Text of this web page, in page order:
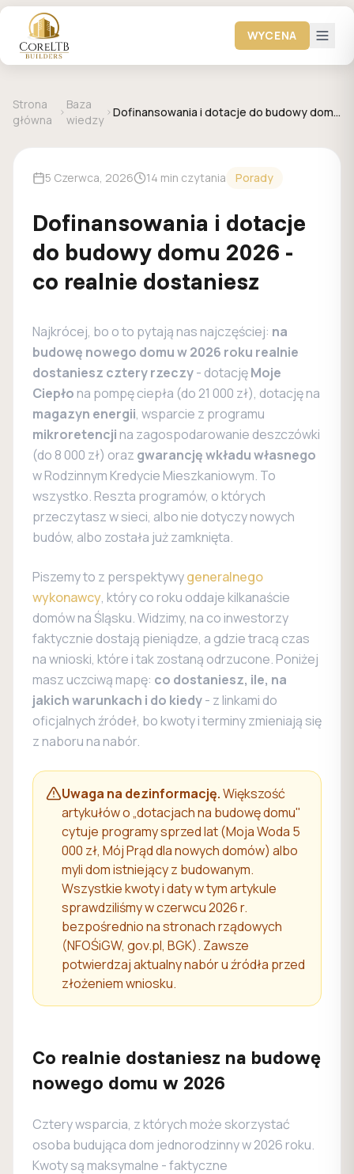
WYCENA
Strona
główna
Baza
wiedzy
Dofinansowania i dotacje do budowy domu
5 Czerwca, 2026 14 min czytania Porady
Dofinansowania i dotacje
do budowy domu 2026 -
co realnie dostaniesz
Najkrócej, bo o to pytają nas najczęściej: na
budowę nowego domu w 2026 roku realnie
dostaniesz cztery rzeczy- dotacjęMoje
Ciepło na pompę ciepła (do 21 000 zł), dotację na
magazyn energii, wsparcie z programu
mikroretencji na zagospodarowanie deszczówki
(do 8 000 zł) oraz gwarancję wkładu własnego
w Rodzinnym Kredycie Mieszkaniowym. To
wszystko. Reszta programów, o których
przeczytasz w sieci, albo nie dotyczy nowych
budów, albo została już zamknięta.
Piszemy to z perspektywygeneralnego
wykonawcy, który co roku oddaje kilkanaście
domów na Śląsku. Widzimy, na co inwestorzy
faktycznie dostają pieniądze, a gdzie tracą czas
na wnioski, które i tak zostaną odrzucone. Poniżej
masz uczciwą mapę: co dostaniesz, ile, na
jakich warunkach i do kiedy- z linkami do
oficjalnych źródeł, bo kwoty i terminy zmieniają się
z naboru na nabór.
Uwaga na dezinformację.Większość
artykułów o „dotacjach na budowę domu"
cytuje programy sprzed lat (Moja Woda 5
000 zł, Mój Prąd dla nowych domów) albo
myli dom istniejący z budowanym.
Wszystkie kwoty i daty w tym artykule
sprawdziliśmy w czerwcu 2026 r.
bezpośrednio na stronach rządowych
(NFOŚiGW, gov.pl, BGK). Zawsze
potwierdzaj aktualny nabór u źródła przed
złożeniem wniosku.
Co realnie dostaniesz na budowę
nowego domu w 2026
Cztery wsparcia, z których może skorzystać
osoba budująca dom jednorodzinny w 2026 roku.
Kwoty są maksymalne - faktyczne